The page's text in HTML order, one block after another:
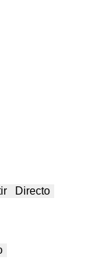
Directo